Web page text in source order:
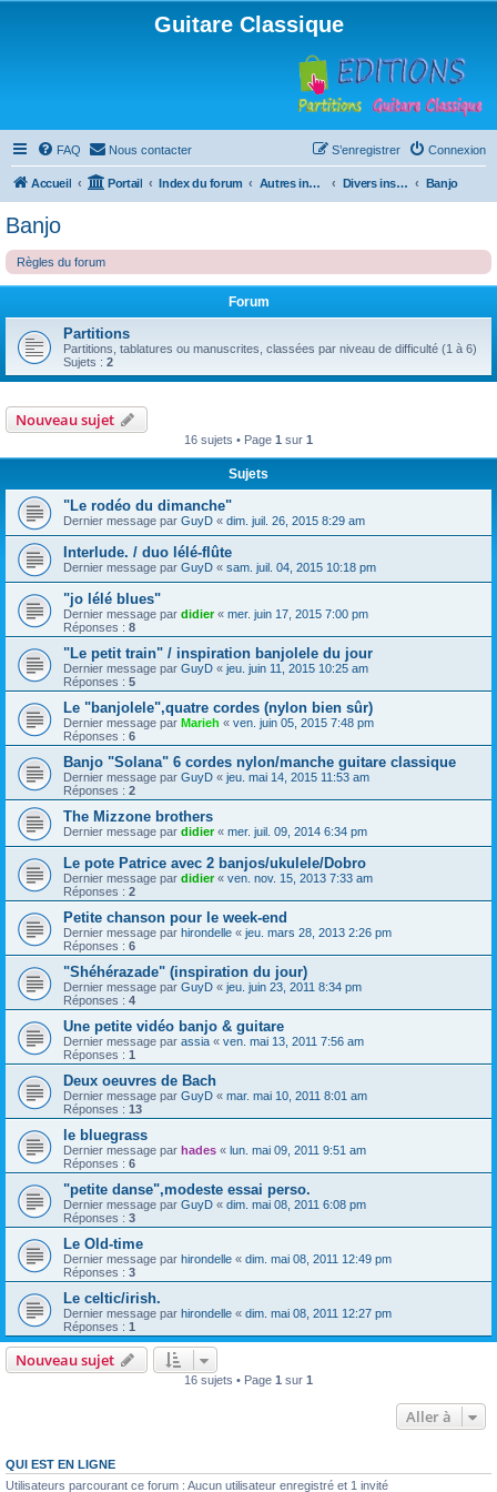
Guitare Classique
FAQ Nous contacter Connexion
S’enregistrer
Accueil Portail Index du forum Autres instruments à cordes pincées, ou styles Divers instruments Banjo
Banjo
Règles du forum
Forum
Partitions
Partitions, tablatures ou manuscrites, classées par niveau de difficulté (1 à 6)
Sujets : 2
Nouveau sujet
16 sujets • Page 1 sur 1
Sujets
"Le rodéo du dimanche"
Dernier message par GuyD « dim. juil. 26, 2015 8:29 am
Interlude. / duo lélé-flûte
Dernier message par GuyD « sam. juil. 04, 2015 10:18 pm
"jo lélé blues"
Dernier message par didier« mer. juin 17, 2015 7:00 pm
Réponses : 8
"Le petit train" / inspiration banjolele du jour
Dernier message par GuyD « jeu. juin 11, 2015 10:25 am
Réponses : 5
Le "banjolele",quatre cordes (nylon bien sûr)
Dernier message par Marieh « ven. juin 05, 2015 7:48 pm
Réponses : 6
Banjo "Solana" 6 cordes nylon/manche guitare classique
Dernier message par GuyD « jeu. mai 14, 2015 11:53 am
Réponses : 2
The Mizzone brothers
Dernier message par didier« mer. juil. 09, 2014 6:34 pm
Le pote Patrice avec 2 banjos/ukulele/Dobro
Dernier message par didier« ven. nov. 15, 2013 7:33 am
Réponses : 2
Petite chanson pour le week-end
Dernier message par hirondelle « jeu. mars 28, 2013 2:26 pm
Réponses : 6
"Shéhérazade" (inspiration du jour)
Dernier message par GuyD « jeu. juin 23, 2011 8:34 pm
Réponses : 4
Une petite vidéo banjo & guitare
Dernier message par assia « ven. mai 13, 2011 7:56 am
Réponses : 1
Deux oeuvres de Bach
Dernier message par GuyD « mar. mai 10, 2011 8:01 am
Réponses : 13
le bluegrass
Dernier message par hades « lun. mai 09, 2011 9:51 am
Réponses : 6
"petite danse",modeste essai perso.
Dernier message par GuyD « dim. mai 08, 2011 6:08 pm
Réponses : 3
Le Old-time
Dernier message par hirondelle « dim. mai 08, 2011 12:49 pm
Réponses : 3
Le celtic/irish.
Dernier message par hirondelle « dim. mai 08, 2011 12:27 pm
Réponses : 1
Nouveau sujet
16 sujets • Page 1 sur 1
Aller à
QUI EST EN LIGNE
Utilisateurs parcourant ce forum : Aucun utilisateur enregistré et 1 invité